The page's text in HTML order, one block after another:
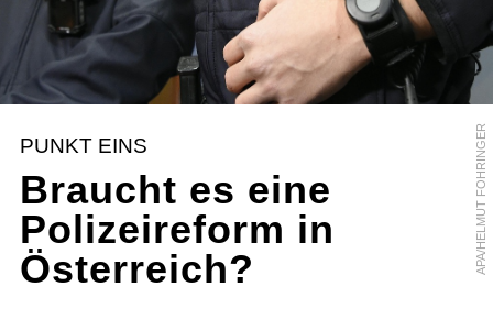
APA/HELMUT FOHRINGER
PUNKT EINS
Braucht es eine
Polizeireform in
Österreich?